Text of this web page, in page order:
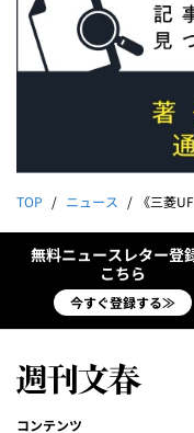
TOP ニュース 《三菱UFJと半沢頭取を査
無料ニュースレター登
こちら
今すぐ登録する≫
コンテンツ